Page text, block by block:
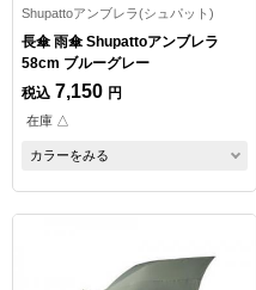
Shupattoアンブレラ(シュパット)
長傘 雨傘 Shupattoアンブレラ
58cm ブルーグレー
税込 7,150 円
在庫 △
カラーをみる